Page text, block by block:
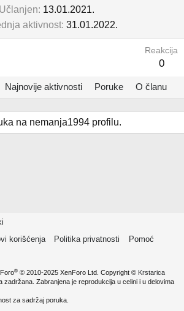
Učlanjen 13.01.2021.
aktivnost 31.01.2022.
Reakcija
0
Najnovije aktivnosti Poruke O članu
na nemanja1994 profilu.
korišćenja Politika privatnosti
Pomoć
® © 2010-2025 XenForo Ltd. Copyright © Krstarica
zadržana. Zabranjena je reprodukcija u celini i u delovima
za sadržaj poruka.